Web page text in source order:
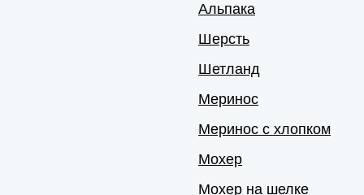
Альпака
Шерсть
Шетланд
Меринос
Меринос с хлопком
Мохер
Мохер на шелке